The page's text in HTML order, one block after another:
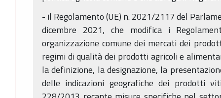
- il Regolamento (UE) n. 2021/2117 del
dicembre 2021, che modifica i
organizzazione comune dei mercati dei
regimi di qualità dei prodotti agricoli e
la definizione, la designazione, la
delle indicazioni geografiche dei prodotti